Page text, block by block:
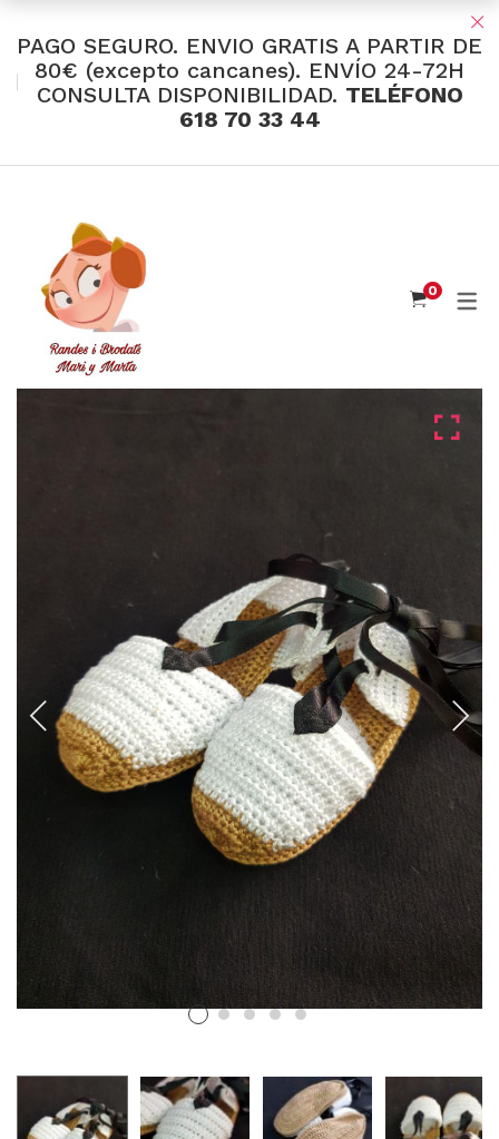
TIENDA Y OFERTAS
Santos Textil
Eusebio Sánchez
Flor de Azahar
Medias
Alicante y Castellón
Infantil
ENCAJES Y BORDADOS
Valenciennes y alençon
Tira Bordada
Blusones falleros
PAGO SEGURO. ENVIO GRATIS A PARTIR DE
80€ (excepto cancanes). ENVÍO 24-72H
CONSULTA DISPONIBILIDAD. TELÉFONO
618 70 33 44
0